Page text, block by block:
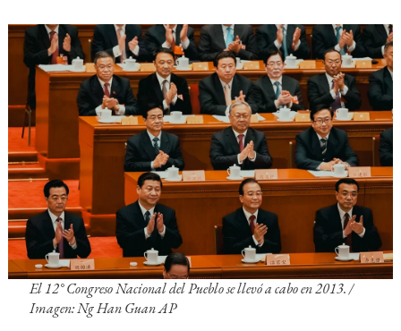
El 12° Congreso Nacional del Pueblo se llevó a cabo en 2013. /
Imagen: Ng Han Guan AP